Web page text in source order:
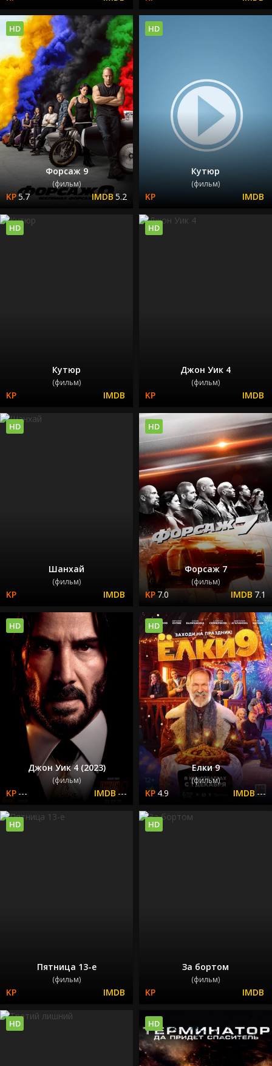
Форсаж 9
(фильм)
5.7 5.2
HD
Кутюр
(фильм)
HD
Кутюр
(фильм)
HD
Джон Уик 4
(фильм)
HD
Шанхай
(фильм)
HD
Форсаж 7
(фильм)
7.0 7.1
HD
Джон Уик 4 (2023)
(фильм)
--- ---
HD
Елки 9
(фильм)
4.9 ---
HD
Пятница 13-е
(фильм)
HD
За бортом
(фильм)
HD
HD HD